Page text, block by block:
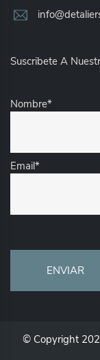
Suscribete A
Nombre*
Email*
© Copyright